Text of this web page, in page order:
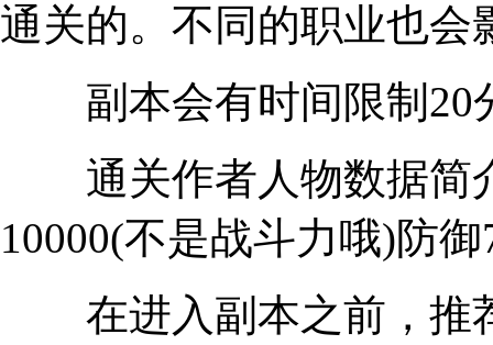
通关的。不同的职业也会
副本会有时间限制20
通关作者人物数据简
10000(不是战斗力哦)防
在进入副本之前，推